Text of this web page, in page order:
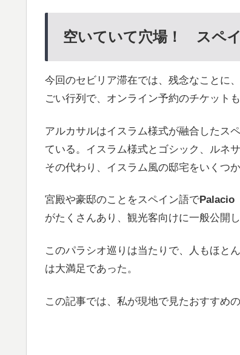
空いていて穴場！ スペ
今回のセビリア滞在では、残念なことに
ごい行列で、オンライン予約のチケット
アルカサルはイスラム様式が融合したス
ている。イスラム様式とゴシック、ルネ
その代わり、イスラム風の邸宅をいくつ
宮殿や豪邸のことをスペイン語でPalacio
がたくさんあり、観光客向けに一般公開し
このパラシオ巡りは当たりで、人もほと
は大満足であった。
この記事では、私が現地で見たおすすめ